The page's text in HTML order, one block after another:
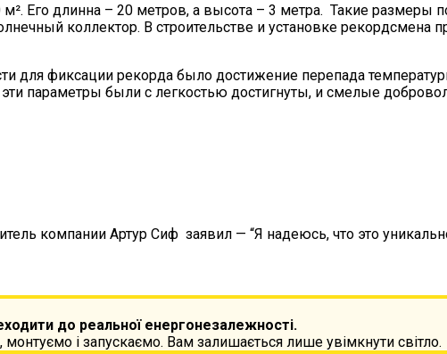
Его длинна – 20 метров, а высота – 3 метра. Такие размеры
коллектор. В строительстве и установке рекордсмена
для фиксации рекорда было достижение перепада
эти параметры были с легкостью достигнуты, и смелые
компании Артур Сиф заявил — “Я надеюсь, что это
до реальної енергонезалежності.
і запускаємо. Вам залишається лише увімкнути світло.